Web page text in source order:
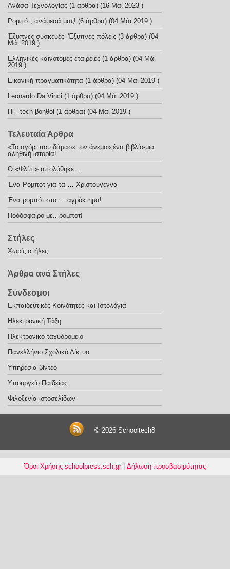
Ανάσα Τεχνολογίας (1 άρθρα) (16 Μάι 2023 )
Ρομπότ, ανάμεσά μας! (6 άρθρα) (04 Μάι 2019 )
Έξυπνες συσκευές- Έξυπνες πόλεις (3 άρθρα) (04
Μάι 2019 )
Ελληνικές καινοτόμες εταιρείες (1 άρθρα) (04 Μάι
2019 )
Εικονική πραγματικότητα (1 άρθρα) (04 Μάι 2019 )
Leonardo Da Vinci (1 άρθρα) (04 Μάι 2019 )
Hi - tech βοηθοί (1 άρθρα) (04 Μάι 2019 )
Τελευταία Άρθρα
«Το αγόρι που δάμασε τον άνεμο»,ένα βιβλίο-μια
αληθινή ιστορία!
Ο «Φλίπι» απολύθηκε…
Ένα Ρομπότ για τα … Χριστούγεννα
Ένα ρομπότ στο … αγρόκτημα!
Ποδόσφαιρο με.. ρομπότ!
Στήλες
Χωρίς στήλες
Άρθρα ανά Στήλες
Σύνδεσμοι
Εκπαιδευτικές Κοινότητες και Ιστολόγια
Ηλεκτρονική Τάξη
Ηλεκτρονικό ταχυδρομείο
Πανελλήνιο Σχολικό Δίκτυο
Υπηρεσία βίντεο
Υπουργείο Παιδείας
Φιλοξενία ιστοσελίδων
© 2026Schooltech8
Όροι Χρήσης schoolpress.sch.gr| Δήλωση προσβασιμότητας